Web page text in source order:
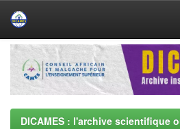
Skip
navigation
DICAMES : l'archive scientifique